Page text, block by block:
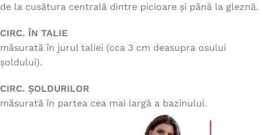
de la cusătura centrală dintre picioare și până la gleznă.
CIRC. ÎN TALIE
măsurată în jurul taliei (cca 3 cm deasupra osului
șoldului).
CIRC. ȘOLDURILOR
măsurată în partea cea mai largă a bazinului.